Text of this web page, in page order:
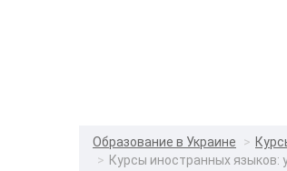
Образование в Украине
Курсы иностранных